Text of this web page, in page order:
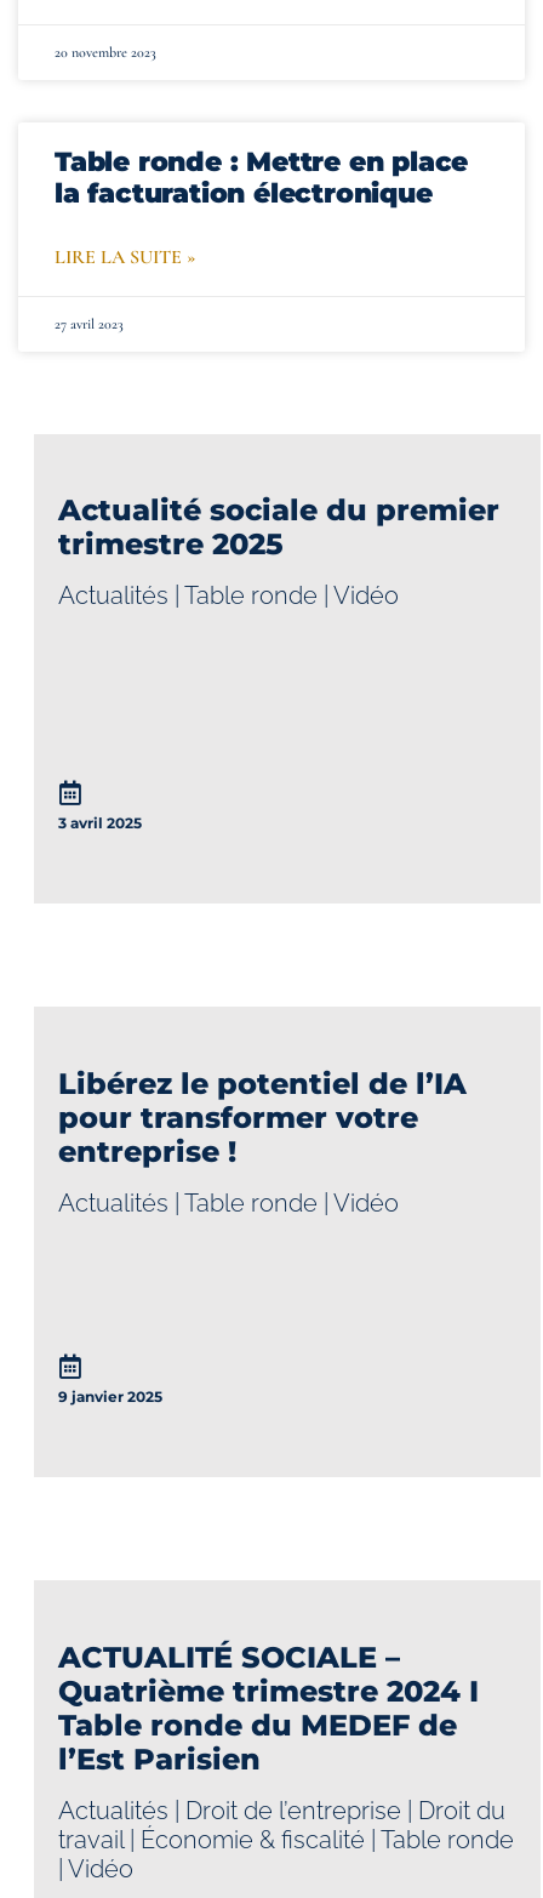
20 novembre 2023
Table ronde : Mettre en place
la facturation électronique
LIRE LA SUITE »
27 avril 2023
Actualité sociale du premier
trimestre 2025
Actualités |Table ronde |Vidéo
3 avril 2025
Libérez le potentiel de l’IA
pour transformer votre
entreprise !
Actualités |Table ronde |Vidéo
9 janvier 2025
ACTUALITÉ SOCIALE –
Quatrième trimestre 2024 I
Table ronde du MEDEF de
l’Est Parisien
Actualités Droit de l’entreprise
Droit du
travail
Économie & fiscalité |Table ronde
|Vidéo